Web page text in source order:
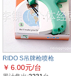
RIDO S吊牌枪喷枪
￥ 6.00元/台